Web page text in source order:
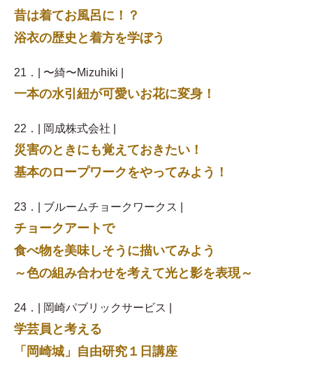
昔は着てお風呂に！？
浴衣の歴史と着方を学ぼう
21．| 〜綺〜Mizuhiki |
一本の水引紐が可愛いお花に変身！
22．| 岡成株式会社 |
災害のときにも覚えておきたい！
基本のロープワークをやってみよう！
23．| ブルームチョークワークス |
チョークアートで
食べ物を美味しそうに描いてみよう
～色の組み合わせを考えて光と影を表現～
24．| 岡崎パブリックサービス |
学芸員と考える
「岡崎城」自由研究１日講座